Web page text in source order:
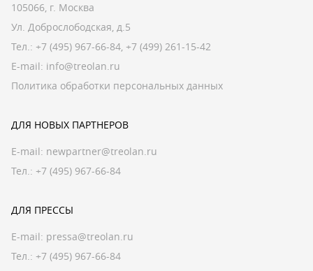
105066, г. Москва
Ул. Доброслободская, д.5
Тел.: +7 (495) 967-66-84, +7 (499) 261-15-42
E-mail: info@treolan.ru
Политика обработки персональных данных
ДЛЯ НОВЫХ ПАРТНЕРОВ
E-mail: newpartner@treolan.ru
Тел.: +7 (495) 967-66-84
ДЛЯ ПРЕССЫ
E-mail: pressa@treolan.ru
Тел.: +7 (495) 967-66-84